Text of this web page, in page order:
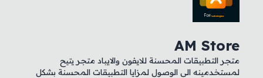
AM Store
متجر التطبيقات المحسنة للايفون والايباد متجر يتيح
لمستخدمينه الى الوصول لمزايا التطبيقات المحسنة بشكل